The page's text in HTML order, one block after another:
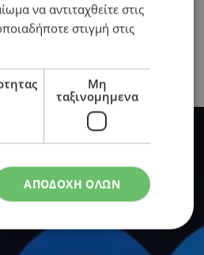
να αντιταχθείτε στις
στιγμή στις
Μη
ταξινομημενα
ΑΠΟΔΟΧΗ ΟΛΩΝ